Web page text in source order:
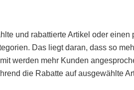
und rabattierte Artikel oder einen
Das liegt daran, dass so
werden mehr Kunden
die Rabatte auf ausgewählte